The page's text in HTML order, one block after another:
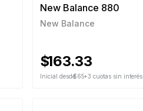
New Balance 880
New Balance
$163.33
Inicial desde$65+3 cuotas sin interés